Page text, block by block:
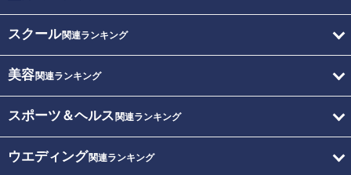
スクール関連ランキング
美容関連ランキング
スポーツ＆ヘルス 関連ランキング
ウエディング関連ランキング